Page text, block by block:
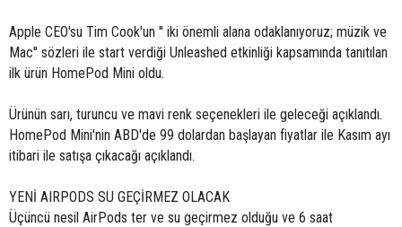
Apple CEO'su Tim Cook'un '' iki önemli alana odaklanıyoruz; müzik ve
Mac'' sözleri ile start verdiği Unleashed etkinliği kapsamında tanıtılan
ilk ürün HomePod Mini oldu.
Ürünün sarı, turuncu ve mavi renk seçenekleri ile geleceği açıklandı.
HomePod Mini'nin ABD'de 99 dolardan başlayan fiyatlar ile Kasım ayı
itibari ile satışa çıkacağı açıklandı.
YENİ AIRPODS SU GEÇİRMEZ OLACAK
Üçüncü nesil AirPods ter ve su geçirmez olduğu ve 6 saat